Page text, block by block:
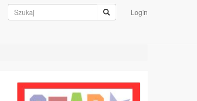
Login